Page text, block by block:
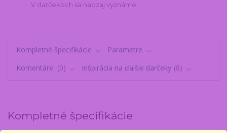
V darčekoch sa naozaj vyznáme
Kompletné špecifikácie
Parametre
Komentáre
0 Inšpirácia na ďalšie darčeky 8
Kompletné špecifikácie